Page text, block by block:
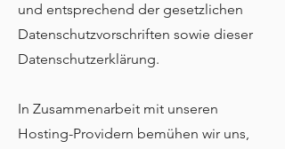
und entsprechend der gesetzlichen
Datenschutzvorschriften sowie dieser
Datenschutzerklärung.
In Zusammenarbeit mit unseren
Hosting-Providern bemühen wir uns,